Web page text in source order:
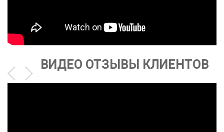
ВИДЕО ОТЗЫВЫ КЛИЕНТОВ